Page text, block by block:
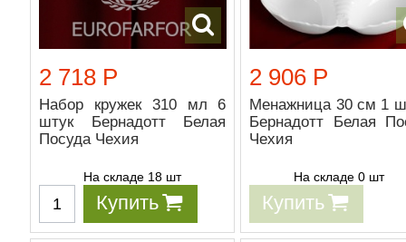
2 718 Р
Набор кружек 310 мл 6
штук Бернадотт Белая
Посуда Чехия
На складе 18 шт
Купить
2 906 Р
Менажница 30 см 1
Бернадотт Белая
Чехия
На складе 0 шт
Купить